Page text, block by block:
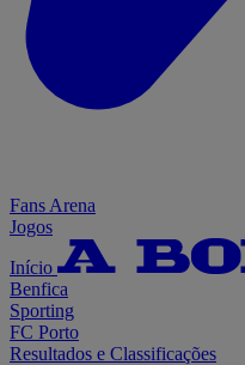
Fans Arena
Jogos
Início
Benfica
Sporting
FC Porto
Resultados e Classificações